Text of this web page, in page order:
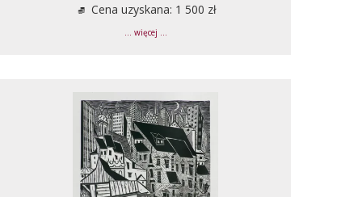
Cena uzyskana: 1 500 zł
... więcej ...